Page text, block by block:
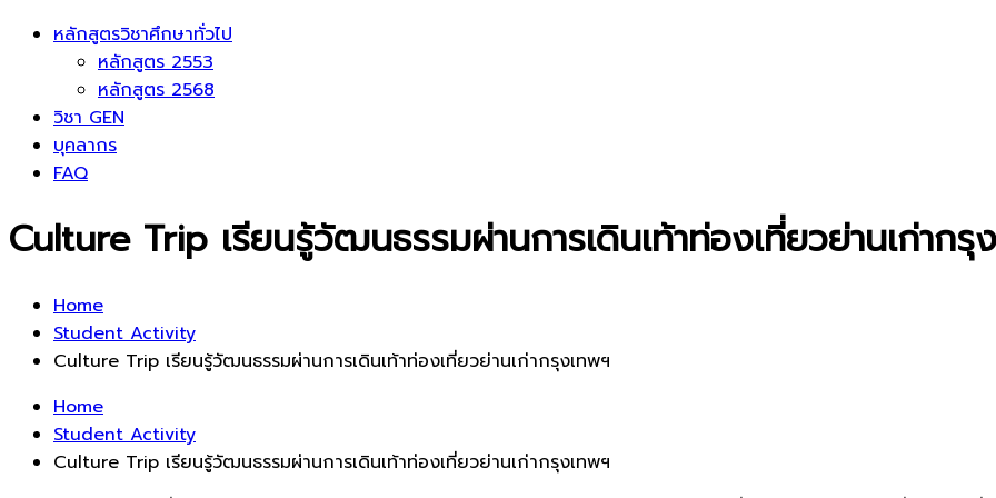
หลักสูตรวิชาศึกษาทั่วไป
หลักสูตร 2553
หลักสูตร 2568
วิชา GEN
บุคลากร
FAQ
Culture Trip เรียนรู้วัฒนธรรมผ่านการเดินเท้าท่องเที่ยวย่านเก่ากรุ
Home
Student Activity
Culture Trip เรียนรู้วัฒนธรรมผ่านการเดินเท้าท่องเที่ยวย่านเก่ากรุงเทพฯ
Home
Student Activity
Culture Trip เรียนรู้วัฒนธรรมผ่านการเดินเท้าท่องเที่ยวย่านเก่ากรุงเทพฯ